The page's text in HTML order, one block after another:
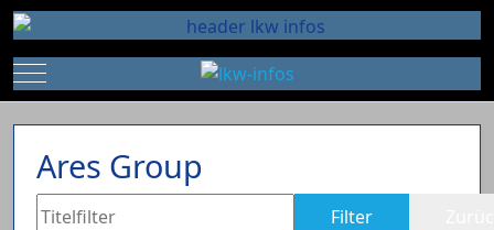
Mobile Menu Toggle
Ares Group
Titelfilter Filter